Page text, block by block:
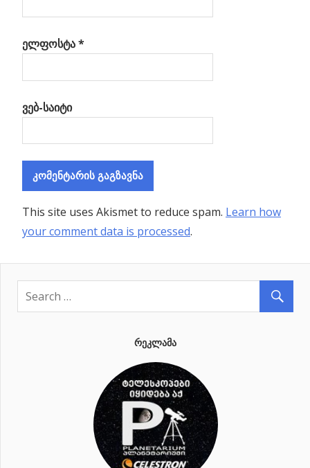
ელფოსტა*
ვებ-საიტი
This site uses Akismet to reduce spam. Learn how
your comment data is processed.
ᲠᲔᲙᲚᲐᲛᲐ